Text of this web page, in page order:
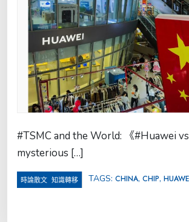
#TSMC and the World: 《#Huawei
mysterious […]
時論散文 知識轉移 TAGS: CHINA, CHIP,